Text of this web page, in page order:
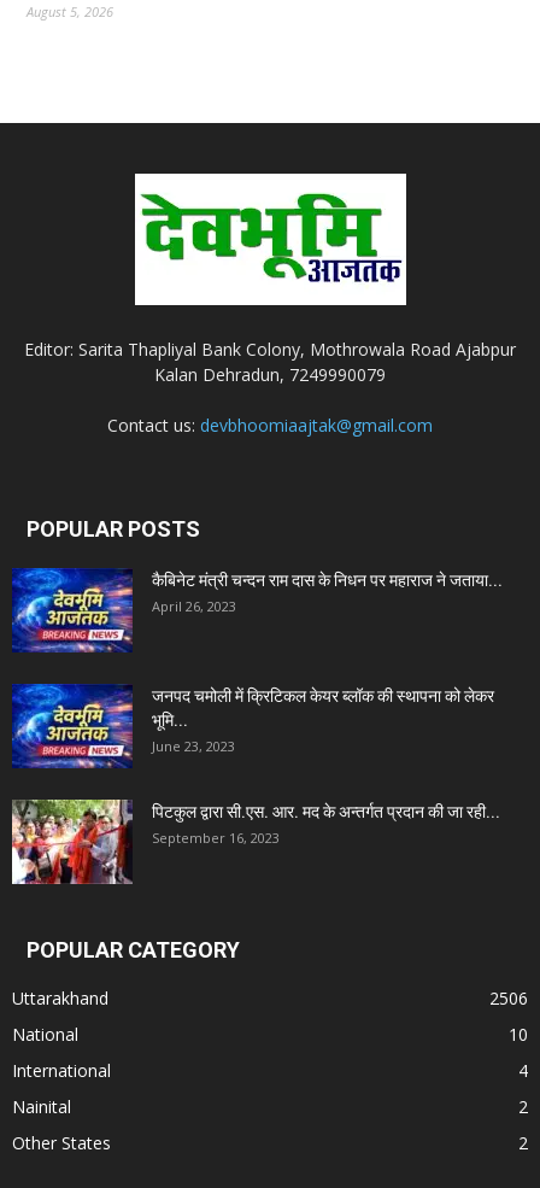
August 5, 2026
Editor: Sarita Thapliyal Bank Colony, Mothrowala Road Ajabpur
Kalan Dehradun, 7249990079
Contact us: devbhoomiaajtak@gmail.com
POPULAR POSTS
कैबिनेट मंत्री चन्दन राम दास के निधन पर महाराज ने जताया...
April 26, 2023
जनपद चमोली में क्रिटिकल केयर ब्लॉक की स्थापना को लेकर
भूमि...
June 23, 2023
पिटकुल द्वारा सी.एस. आर. मद के अन्तर्गत प्रदान की जा रही...
September 16, 2023
POPULAR CATEGORY
Uttarakhand
2506
National
10
International
4
Nainital
2
Other States
2